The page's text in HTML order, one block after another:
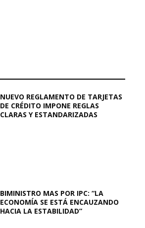
NUEVO REGLAMENTO DE TARJETAS
DE CRÉDITO IMPONE REGLAS
CLARAS Y ESTANDARIZADAS
BIMINISTRO MAS POR IPC: “LA
ECONOMÍA SE ESTÁ ENCAUZANDO
HACIA LA ESTABILIDAD”